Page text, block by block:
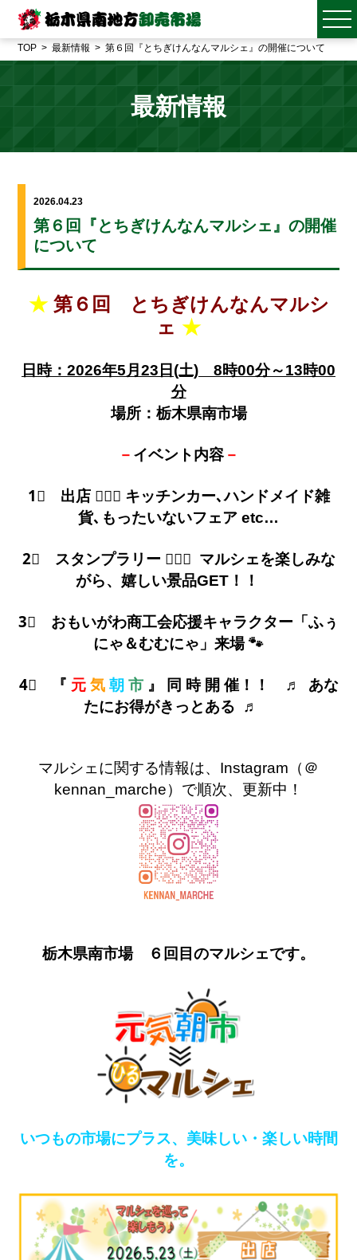
TOP 最新情報 第６回『とちぎけんなんマルシェ』の開催について
最新情報
2026.04.23
第６回『とちぎけんなんマルシェ』の開催
について
★ 第６回 とちぎけんなんマルシ
ェ ★
日時：2026年5月23日(土) 8時00分～13時00
分
場所：栃木県南市場
－ イベント内容 －
1⃣ 出店 ･･･ キッチンカー､ハンドメイド雑
貨､もったいないフェア etc…
2⃣ スタンプラリー ･･･ マルシェを楽しみな
がら、嬉しい景品GET！
！
3⃣ おもいがわ商工会応援キャラクター「ふぅ
にゃ＆むむにゃ」来場 🐾
4⃣ 『 元 気 朝 市 』
同 時 開 催！！ ♬ あな
たにお得がきっとある ♬
マルシェに関する情報は、Instagram（＠
kennan_marche）で順次、更新中！
栃木県南市場 ６回目のマルシェです。
いつもの市場にプラス、美味しい・楽しい時間
を。